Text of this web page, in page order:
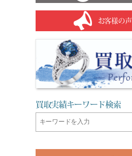
お客様の声
買取実績キーワード検索